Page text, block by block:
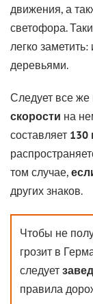
движения, а
светофора.
легко заметить:
деревьями.
Следует все же
скорости на
составляет 130
том случае,
других знаков.
Чтобы не
грозит в
следует
правила